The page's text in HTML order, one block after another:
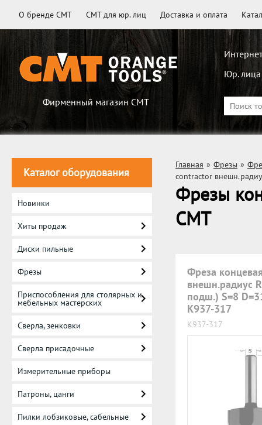
О бренде CMT CMT для юр. лиц Доставка и оплата
Фирменный магазин CMT
Юр. лица
Каталог оборудования
Новинки
Хиты продаж
Диски пильные
Фрезы
Приспособления для столярных и
мебельных мастерских
Сверла, зенковки
Сверла присадочные
Измерительные приборы
Патроны, цанги
Пилки лобзиковые, сабельные
Главная » Фрезы »
contractor
Фрезы
CMT
Фреза
внешн.радиус
подш.) S=8
K937-317
K937-317